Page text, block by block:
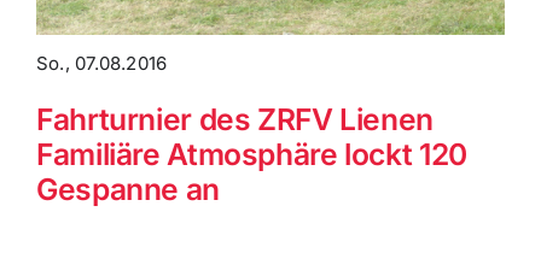
So., 07.08.2016
Fahrturnier des ZRFV Lienen
Familiäre Atmosphäre lockt 120
Gespanne an